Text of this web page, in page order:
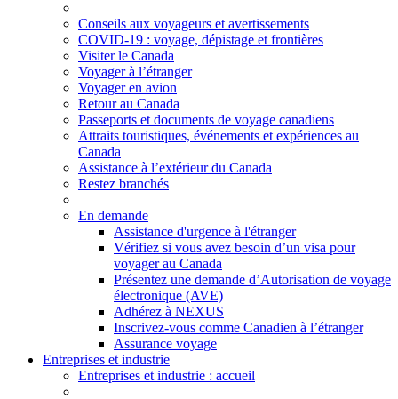
Conseils aux voyageurs et avertissements
COVID-19 : voyage, dépistage et frontières
Visiter le Canada
Voyager à l’étranger
Voyager en avion
Retour au Canada
Passeports et documents de voyage canadiens
Attraits touristiques, événements et expériences au
Canada
Assistance à l’extérieur du Canada
Restez branchés
En demande
Assistance d'urgence à l'étranger
Vérifiez si vous avez besoin d’un visa pour
voyager au Canada
Présentez une demande d’Autorisation de voyage
électronique (AVE)
Adhérez à NEXUS
Inscrivez-vous comme Canadien à l’étranger
Assurance voyage
Entreprises et industrie
Entreprises et industrie : accueil